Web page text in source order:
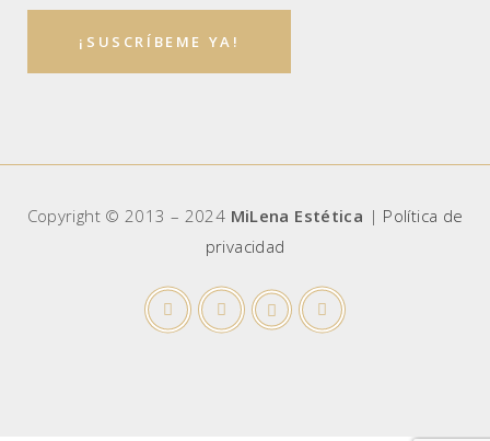
Copyright © 2013 – 2024 MiLena Estética | Política de
privacidad